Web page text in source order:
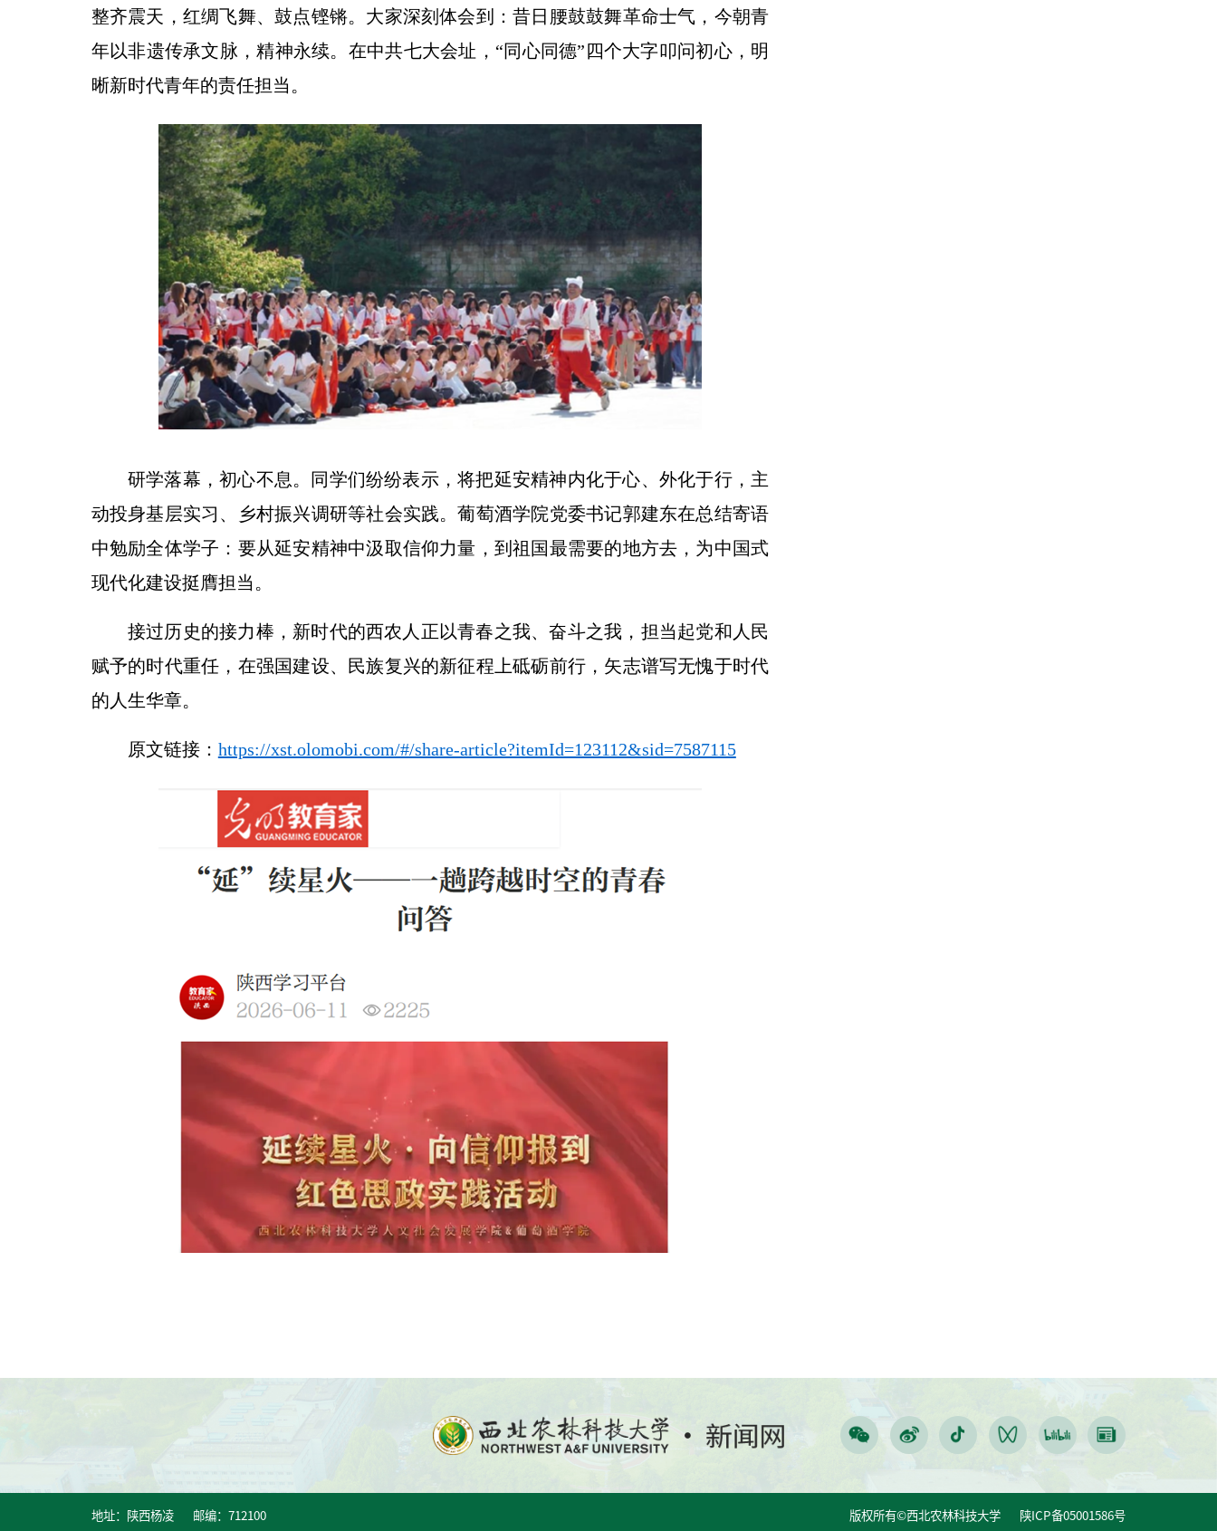
整齐震天，红绸飞舞、鼓点铿锵。大家深刻体会到：昔日腰鼓鼓舞革命士气，今朝青
年以非遗传承文脉，精神永续。在中共七大会址，“同心同德”四个大字叩问初心，明
晰新时代青年的责任担当。
研学落幕，初心不息。同学们纷纷表示，将把延安精神内化于心、外化于行，主
动投身基层实习、乡村振兴调研等社会实践。葡萄酒学院党委书记郭建东在总结寄语
中勉励全体学子：要从延安精神中汲取信仰力量，到祖国最需要的地方去，为中国式
现代化建设挺膺担当。
接过历史的接力棒，新时代的西农人正以青春之我、奋斗之我，担当起党和人民
赋予的时代重任，在强国建设、民族复兴的新征程上砥砺前行，矢志谱写无愧于时代
的人生华章。
原文链接： https://xst.olomobi.com/#/share-article?itemId=123112&sid=7587115
地址：陕西杨凌 邮编：712100 版权所有©西北农林科技大学 陕ICP备05001586号